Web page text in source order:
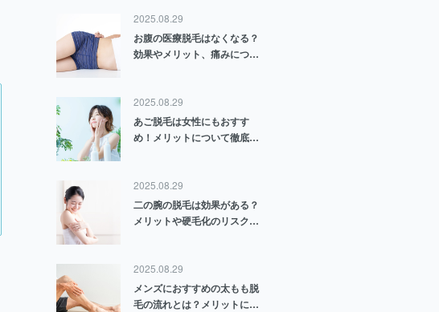
2025.08.29
お腹の医療脱毛はなくなる？
効果やメリット、痛みについ
2025.08.29
あご脱毛は女性にもおすす
め！メリットについて徹底解
2025.08.29
二の腕の脱毛は効果がある？
メリットや硬毛化のリスクに
2025.08.29
メンズにおすすめの太もも脱
毛の流れとは？メリットにつ